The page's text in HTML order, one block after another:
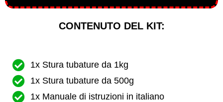
CONTENUTO DEL KIT:
1x Stura tubature da 1kg
1x Stura tubature da 500g
1x Manuale di istruzioni in italiano